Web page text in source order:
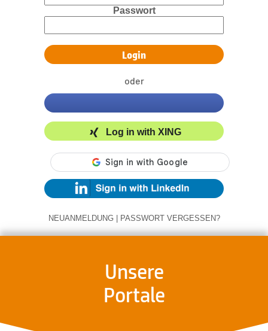
Passwort
oder
Log in with XING
NEUANMELDUNG | PASSWORT VERGESSEN?
Unsere
Portale